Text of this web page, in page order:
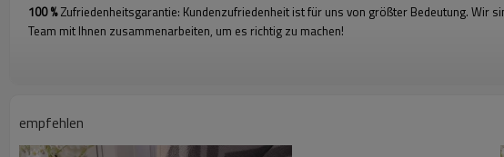
100 %Zufriedenheitsgarantie: Kundenzufriedenheit ist für uns von größter Bedeutung. Wir
Team mit Ihnen zusammenarbeiten, um es richtig zu machen!
empfehlen